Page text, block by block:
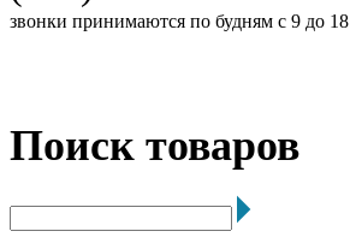
звонки принимаются по будням с 9 до 18
Поиск товаров